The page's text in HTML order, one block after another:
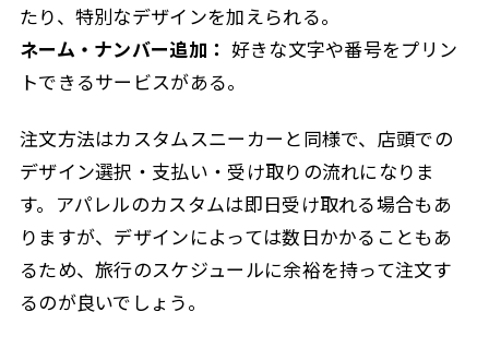
たり、特別なデザインを加えられる。
ネーム・ナンバー追加： 好きな文字や番号をプリン
トできるサービスがある。
注文方法はカスタムスニーカーと同様で、店頭での
デザイン選択・支払い・受け取りの流れになりま
す。アパレルのカスタムは即日受け取れる場合もあ
りますが、デザインによっては数日かかることもあ
るため、旅行のスケジュールに余裕を持って注文す
るのが良いでしょう。